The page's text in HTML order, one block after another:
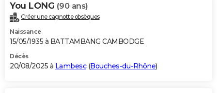
You LONG (90 ans)
Créer une cagnotte obsèques
Naissance
15/05/1935 à BATTAMBANG CAMBODGE
Décès
20/08/2025 à Lambesc(Bouches-du-Rhône)